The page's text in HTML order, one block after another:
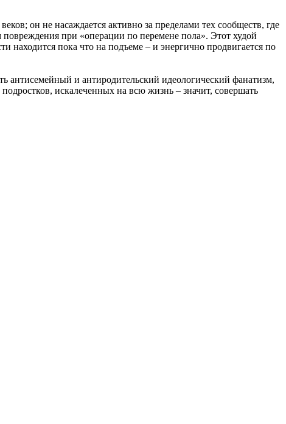
он не насаждается активно за пределами тех сообществ, где
при «операции по перемене пола». Этот худой
находится пока что на подъеме – и энергично продвигается по
антисемейный и антиродительский идеологический фанатизм,
искалеченных на всю жизнь – значит, совершать